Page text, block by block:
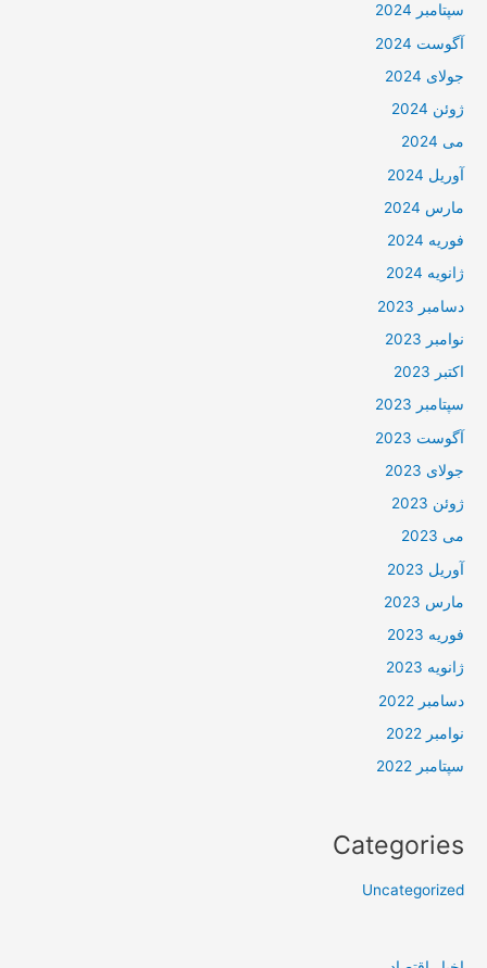
سپتامبر 2024
آگوست 2024
جولای 2024
ژوئن 2024
می 2024
آوریل 2024
مارس 2024
فوریه 2024
ژانویه 2024
دسامبر 2023
نوامبر 2023
اکتبر 2023
سپتامبر 2023
آگوست 2023
جولای 2023
ژوئن 2023
می 2023
آوریل 2023
مارس 2023
فوریه 2023
ژانویه 2023
دسامبر 2022
نوامبر 2022
سپتامبر 2022
Categories
Uncategorized